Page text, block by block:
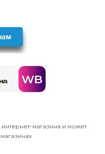
интернет-магазина и может